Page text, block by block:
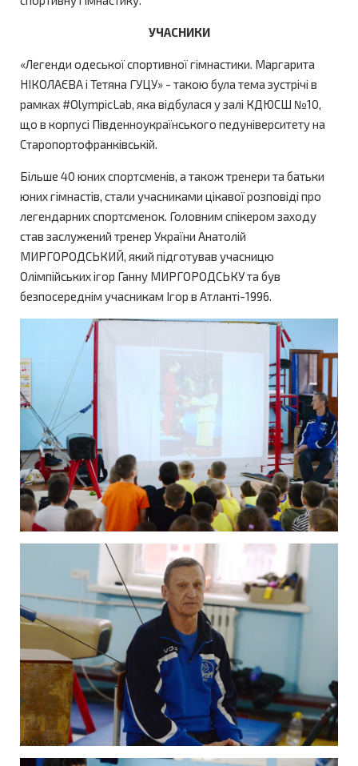
УЧАСНИКИ
«Легенди одеської спортивної гімнастики. Маргарита
НІКОЛАЄВА і Тетяна ГУЦУ» - такою була тема зустрічі в
рамках #OlympicLab, яка відбулася у залі КДЮСШ №10,
що в корпусі Південноукраїнського педуніверситету на
Старопортофранківській.
Більше 40 юних спортсменів, а також тренери та батьки
юних гімнастів, стали учасниками цікавої розповіді про
легендарних спортсменок. Головним спікером заходу
став заслужений тренер України Анатолій
МИРГОРОДСЬКИЙ, який підготував учасницю
Олімпійських ігор Ганну МИРГОРОДСЬКУ та був
безпосереднім учасникам Ігор в Атланті-1996.